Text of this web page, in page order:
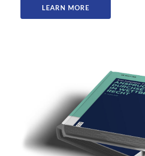
LEARN MORE